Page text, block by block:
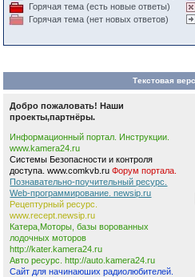
Горячая тема (есть новые ответы)
Горячая тема (нет новых ответов)
Текстовая
Добро пожаловать! Наши
проекты,партнёры.
Информационный портал. Инструкции.
www.kamera24.ru
Системы Безопасности и контроля
доступа. www.comkvb.ru Форум портала.
Познавательно-поучительный ресурс.
Web-программирование. newsip.ru
Рецептурный ресурс.
www.recept.newsip.ru
Катера,Моторы, базы ворованных
лодочных моторов
http://kater.kamera24.ru
Авто ресурс. http://auto.kamera24.ru
Сайт для начинаюших радиолюбителей.